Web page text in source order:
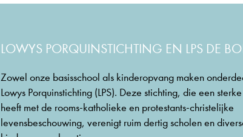
LOWYS PORQUINSTICHTING EN LPS DE
Zowel onze basisschool als kinderopvang maken
Lowys Porquinstichting (LPS). Deze stichting, die een
heeft met de rooms-katholieke en protestants-christelijke
levensbeschouwing, verenigt ruim dertig scholen en